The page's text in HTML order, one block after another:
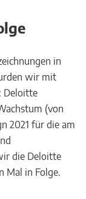
in
wir mit
Deloitte
(von
2021 für die am
die Deloitte
Mal in Folge.